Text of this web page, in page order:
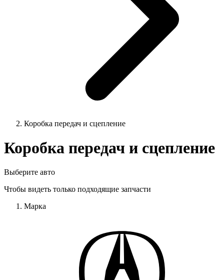
Коробка передач и сцепление
Коробка передач и сцепление
Выберите авто
Чтобы видеть только подходящие запчасти
Марка